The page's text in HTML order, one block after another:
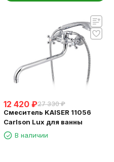
12 420 ₽27 330 ₽
Смеситель KAISER 11056
Carlson Lux для ванны
В наличии